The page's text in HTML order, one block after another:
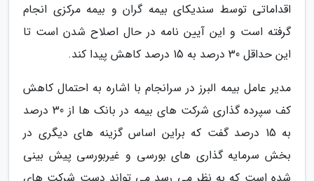
اقداماتی توسط سندیکای بیمه گران و بیمه مرکزی انجام
گرفته است و این آیین نامه در حال اصلاح شدن است تا
این حداقل 30 درصد به 15 درصد کاهش پیدا کند.
مدیر عامل بیمه البرز در سرانجام با اشاره به احتمال کاهش
کف سپرده گذاری شرکت های بیمه در بانک ها از 30 درصد
به 15 درصد گفت که براین اساس گزینه های دیگری در
بخش سرمایه گذاری های بورسی و غیربورسی پیش بینی